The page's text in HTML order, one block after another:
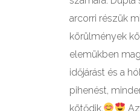
arcorri részük
körülmények
elemükben
időjárást és a
pihenést,
kötődik.